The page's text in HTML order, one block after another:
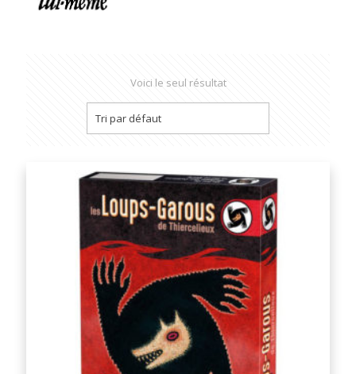
Voici le seul résultat